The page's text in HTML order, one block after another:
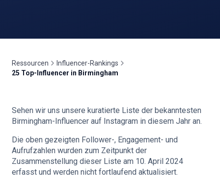
🇩🇪DE
Ressourcen
Influencer-Rankings
25 Top-Influencer in Birmingham
Sehen wir uns unsere kuratierte Liste der bekanntesten
Birmingham-Influencer auf Instagram in diesem Jahr an.
Die oben gezeigten Follower-, Engagement- und
Aufrufzahlen wurden zum Zeitpunkt der
Zusammenstellung dieser Liste am 10. April 2024
erfasst und werden nicht fortlaufend aktualisiert.